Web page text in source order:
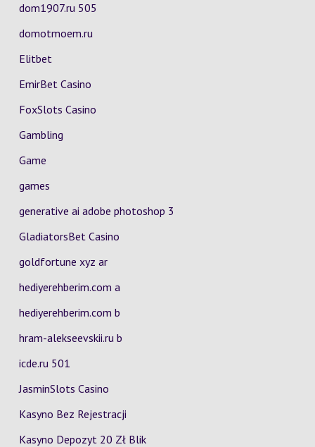
dom1907.ru 505
domotmoem.ru
Elitbet
EmirBet Casino
FoxSlots Casino
Gambling
Game
games
generative ai adobe photoshop 3
GladiatorsBet Casino
goldfortune xyz ar
hediyerehberim.com a
hediyerehberim.com b
hram-alekseevskii.ru b
icde.ru 501
JasminSlots Casino
Kasyno Bez Rejestracji
Kasyno Depozyt 20 Zł Blik